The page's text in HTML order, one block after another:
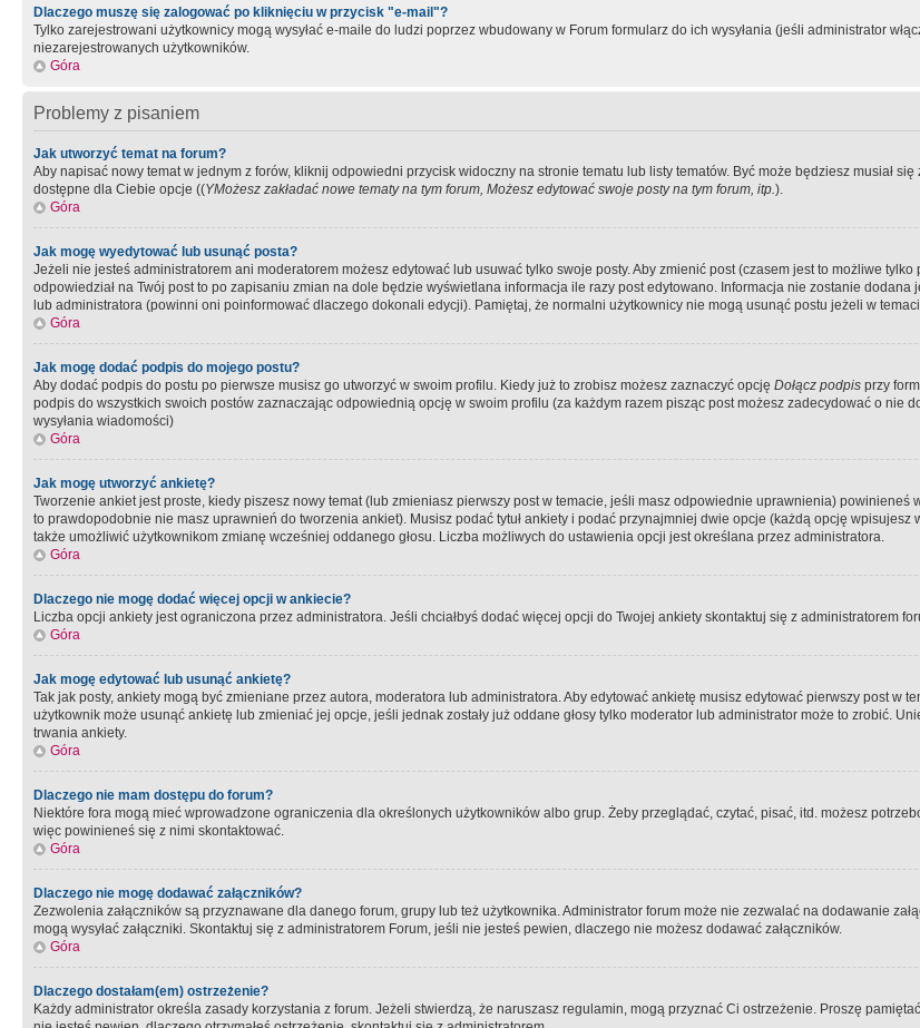
Dlaczego muszę się zalogować po kliknięciu w przycisk "e-mail"?
Tylko zarejestrowani użytkownicy mogą wysyłać e-maile do ludzi poprzez wbudowany w Forum formularz do ich wysyłania (jeśli administrator
niezarejestrowanych użytkowników.
Góra
Problemy z pisaniem
Jak utworzyć temat na forum?
Aby napisać nowy temat w jednym z forów, kliknij odpowiedni przycisk widoczny na stronie tematu lub listy tematów. Być może będziesz musiał
dostępne dla Ciebie opcje ((YMożesz zakładać nowe tematy na tym forum, Możesz edytować swoje posty na tym forum, itp.).
Góra
Jak mogę wyedytować lub usunąć posta?
Jeżeli nie jesteś administratorem ani moderatorem możesz edytować lub usuwać tylko swoje posty. Aby zmienić post (czasem jest to możliwe
odpowiedział na Twój post to po zapisaniu zmian na dole będzie wyświetlana informacja ile razy post edytowano. Informacja nie zostanie
lub administratora (powinni oni poinformować dlaczego dokonali edycji). Pamiętaj, że normalni użytkownicy nie mogą usunąć postu jeżeli w
Góra
Jak mogę dodać podpis do mojego postu?
Aby dodać podpis do postu po pierwsze musisz go utworzyć w swoim profilu. Kiedy już to zrobisz możesz zaznaczyć opcję Dołącz podpis przy
podpis do wszystkich swoich postów zaznaczając odpowiednią opcję w swoim profilu (za każdym razem pisząc post możesz zadecydować o nie
wysyłania wiadomości)
Góra
Jak mogę utworzyć ankietę?
Tworzenie ankiet jest proste, kiedy piszesz nowy temat (lub zmieniasz pierwszy post w temacie, jeśli masz odpowiednie uprawnienia) powinieneś
to prawdopodobnie nie masz uprawnień do tworzenia ankiet). Musisz podać tytuł ankiety i podać przynajmniej dwie opcje (każdą opcję
także umożliwić użytkownikom zmianę wcześniej oddanego głosu. Liczba możliwych do ustawienia opcji jest określana przez administratora.
Góra
Dlaczego nie mogę dodać więcej opcji w ankiecie?
Liczba opcji ankiety jest ograniczona przez administratora. Jeśli chciałbyś dodać więcej opcji do Twojej ankiety skontaktuj się z administratorem
Góra
Jak mogę edytować lub usunąć ankietę?
Tak jak posty, ankiety mogą być zmieniane przez autora, moderatora lub administratora. Aby edytować ankietę musisz edytować pierwszy post w
użytkownik może usunąć ankietę lub zmieniać jej opcje, jeśli jednak zostały już oddane głosy tylko moderator lub administrator może to zrobić.
trwania ankiety.
Góra
Dlaczego nie mam dostępu do forum?
Niektóre fora mogą mieć wprowadzone ograniczenia dla określonych użytkowników albo grup. Żeby przeglądać, czytać, pisać, itd. możesz
więc powinieneś się z nimi skontaktować.
Góra
Dlaczego nie mogę dodawać załączników?
Zezwolenia załączników są przyznawane dla danego forum, grupy lub też użytkownika. Administrator forum może nie zezwalać na dodawanie
mogą wysyłać załączniki. Skontaktuj się z administratorem Forum, jeśli nie jesteś pewien, dlaczego nie możesz dodawać załączników.
Góra
Dlaczego dostałam(em) ostrzeżenie?
Każdy administrator określa zasady korzystania z forum. Jeżeli stwierdzą, że naruszasz regulamin, mogą przyznać Ci ostrzeżenie. Proszę